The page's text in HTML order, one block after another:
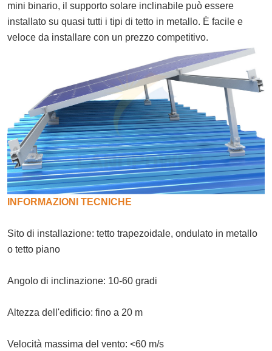
mini binario, il supporto solare inclinabile può essere
installato su quasi tutti i tipi di tetto in metallo. È facile e
veloce da installare con un prezzo competitivo.
INFORMAZIONI TECNICHE
Sito di installazione: tetto trapezoidale, ondulato in metallo
o tetto piano
Angolo di inclinazione: 10-60 gradi
Altezza dell'edificio: fino a 20 m
Velocità massima del vento: <60 m/s